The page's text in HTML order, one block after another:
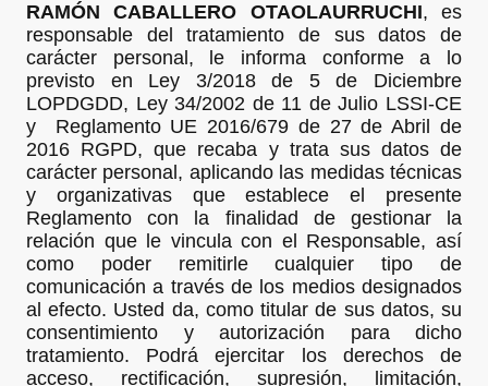
RAMÓN CABALLERO OTAOLAURRUCHI, es
responsable del tratamiento de sus datos de
carácter personal, le informa conforme a lo
previsto en Ley 3/2018 de 5 de Diciembre
LOPDGDD, Ley 34/2002 de 11 de Julio LSSI-CE
y Reglamento UE 2016/679 de 27 de Abril de
2016 RGPD, que recaba y trata sus datos de
carácter personal, aplicando las medidas técnicas
y organizativas que establece el presente
Reglamento con la finalidad de gestionar la
relación que le vincula con el Responsable, así
como poder remitirle cualquier tipo de
comunicación a través de los medios designados
al efecto. Usted da, como titular de sus datos, su
consentimiento y autorización para dicho
tratamiento. Podrá ejercitar los derechos de
acceso, rectificación, supresión, limitación,